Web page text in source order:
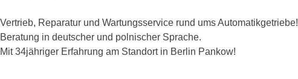
Vertrieb, Reparatur und Wartungsservice rund ums Automatikgetriebe!
Beratung in deutscher und polnischer Sprache.
Mit 34jähriger Erfahrung am Standort in Berlin Pankow!